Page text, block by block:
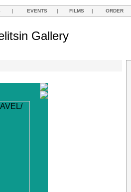
| EVENTS | FILMS | ORDER
Gallery